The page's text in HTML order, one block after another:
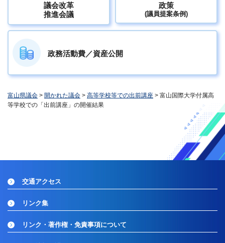
議会改革
推進会議
政策
(議員提案条例)
政務活動費／資産公開
富山県議会 > 開かれた議会 > 高等学校等での出前講座 > 富山国際大学付属高
等学校での「出前講座」の開催結果
交通アクセス
リンク集
リンク・著作権・免責事項について